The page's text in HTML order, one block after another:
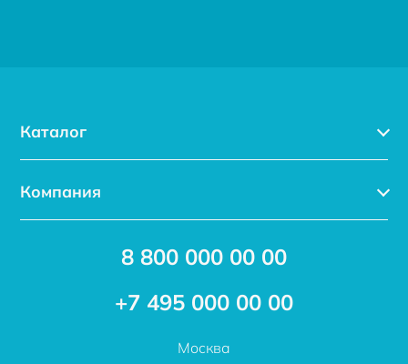
Каталог
Услуги
Компания
8 800 000 00 00
+7 495 000 00 00
Москва